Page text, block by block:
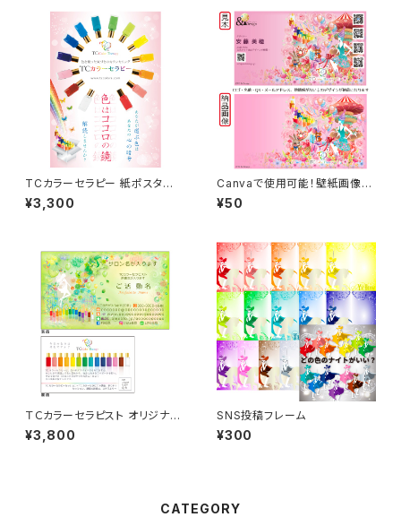
TCカラーセラピー 紙ポスタ
ー B3サイズ
¥3,300
Canvaで使用可能！壁紙画像素
材 ピンク
¥50
ＴＣカラーセラピスト オリジナル
名刺 50枚
¥3,800
SNS投稿フレーム
¥300
CATEGORY